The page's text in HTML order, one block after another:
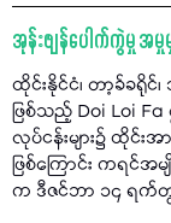
အုန်းဖျန်ပေါက်ကွဲမှု အမှု
ထိုင်းနိုင်ငံ၊ တာ့ခ်ခရိုင်
ဖြစ်သည့် Doi Loi Fa
လုပ်ငန်းများ၌ ထိုင်း
ဖြစ်ကြောင်း ကရင်အ
က ဒီဇင်ဘာ ၁၄ ရ